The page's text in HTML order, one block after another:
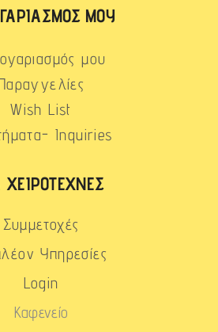
ΜΟΥ
μου
Wish List
Inquiries
ΧΕΙΡΟΤΈΧΝΕΣ
Συμμετοχές
Υπηρεσίες
Login
Καφενείο